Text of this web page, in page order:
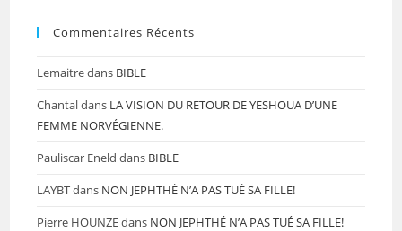
Commentaires Récents
Lemaitredans BIBLE
Chantaldans LA VISION DU RETOUR DE YESHOUA D’UNE
FEMME NORVÉGIENNE.
Pauliscar Eneld dans BIBLE
LAYBTdans NON JEPHTHÉ N’A PAS TUÉ SA FILLE!
Pierre HOUNZEdans NON JEPHTHÉ N’A PAS TUÉ SA FILLE!